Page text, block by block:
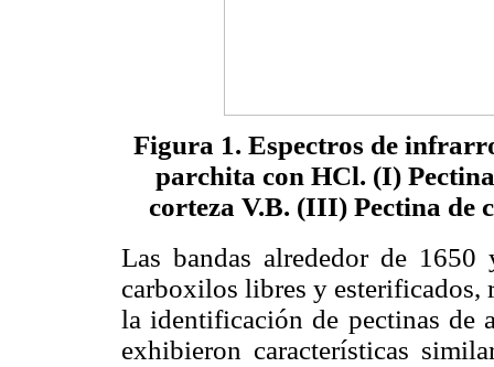
Figura 1. Espectros de
parchita con HCl. (I)
corteza V.B. (III) Pectina de
Las bandas alrededor de
carboxilos libres y esterificados,
la identificación de pectinas de
exhibieron características